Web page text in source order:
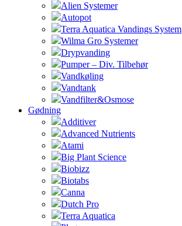
Alien Systemer
Autopot
Terra Aquatica Vandings System
Wilma Gro Systemer
Drypvanding
Pumper – Div. Tilbehør
Vandkøling
Vandtank
Vandfilter&Osmose
Gødning
Additiver
Advanced Nutrients
Atami
Big Plant Science
Biobizz
Biotabs
Canna
Dutch Pro
Terra Aquatica